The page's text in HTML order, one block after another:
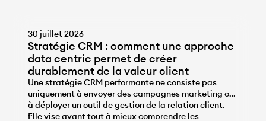
30 juillet 2026
Stratégie CRM : comment une approche
data centric permet de créer
durablement de la valeur client
Une stratégie CRM performante ne consiste pas
uniquement à envoyer des campagnes marketing ou
à déployer un outil de gestion de la relation client.
Elle vise avant tout à mieux comprendre les
...